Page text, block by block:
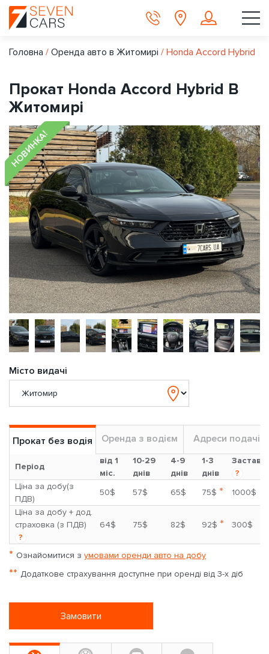
Головна / Оренда авто в Житомирі / Honda Accord Hybrid
Прокат Honda Accord Hybrid В
Житомирі
НОВИНКА!
Місто видачі
Прокат без водія Оренда з водієм Адреси подачі
Період
від 1
міс.
10-29
днів
4-9
днів
1-3
днів
Застава
?
Ціна за добу(з
ПДВ)
50$ 57$ 65$ 75$ *
1000$
Ціна за добу + дод.
страховка (з ПДВ)
?
64$ 75$ 82$ 92$ * 300$
* Ознайомитися з умовами оренди авто на добу
** Додаткове страхування доступне при оренді від 3-х діб
Замовити